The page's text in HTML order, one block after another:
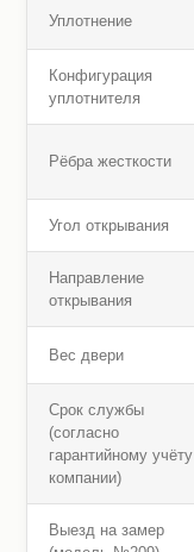
Уплотнение
Конфигурация
уплотнителя
Рёбра жесткости
Угол открывания
Направление
открывания
Вес двери
Срок службы
(согласно
гарантийному учёту
компании)
Выезд на замер